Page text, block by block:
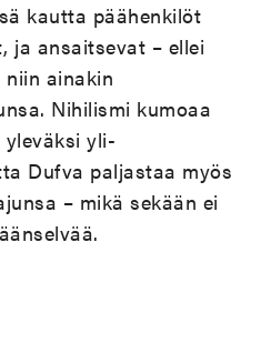
kautta päähenkilöt
ja ansaitsevat – ellei
niin ainakin
Nihilismi kumoaa
yli-
Dufva paljastaa myös
– mikä sekään ei